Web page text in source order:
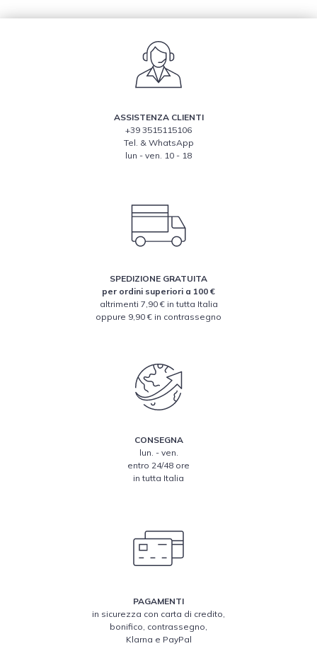
ASSISTENZA CLIENTI
+39 3515115106
Tel. & WhatsApp
lun - ven. 10 - 18
SPEDIZIONE GRATUITA
per ordini superiori a 100 €
altrimenti 7,90 € in tutta Italia
oppure 9,90 € in contrassegno
CONSEGNA
lun. - ven.
entro 24/48 ore
in tutta Italia
PAGAMENTI
in sicurezza con carta di credito,
bonifico, contrassegno,
Klarna e PayPal